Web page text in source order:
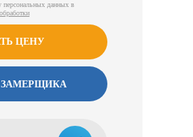
персональных данных в
ЦЕНУ
ЗАМЕРЩИКА